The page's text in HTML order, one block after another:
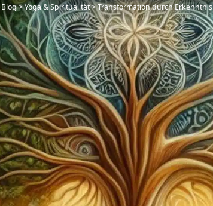
Blog>Yoga & Spiritualität>Transformation durch Erkenntnis